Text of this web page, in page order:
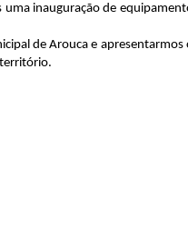
inauguração de
de Arouca e